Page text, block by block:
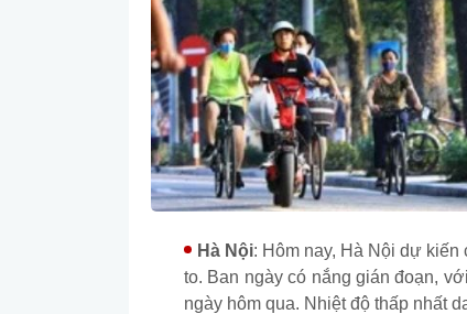
Hà Nội: Hôm nay, Hà Nội dự
to. Ban ngày có nắng gián đoạn,
ngày hôm qua. Nhiệt độ thấp nhất